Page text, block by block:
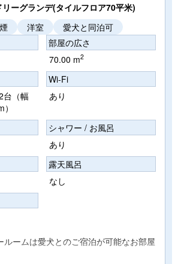
リーグランデ(タイルフロア70平米)
洋室
愛犬と同泊可
部屋の広さ
70.00 m2
台（幅
Wi-Fi
あり
シャワー / お風呂
あり
露天風呂
なし
ルームは愛犬とのご宿泊が可能なお部屋